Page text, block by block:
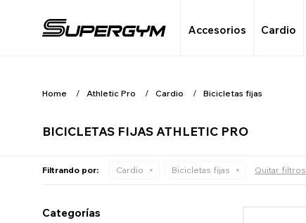
Accesorios Cardio
Home Athletic Pro Cardio Bicicletas fijas
BICICLETAS FIJAS ATHLETIC PRO
Filtrando por: Cardio Bicicletas fijas Quitar filtros
Categorías